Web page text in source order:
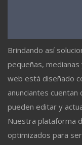
Brindando así
pequeñas,
web está diseñado
anunciantes cuentan
pueden editar y
Nuestra plataforma
optimizados para